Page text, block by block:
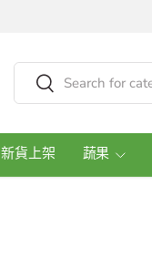
Search
Search
新貨上架 蔬果